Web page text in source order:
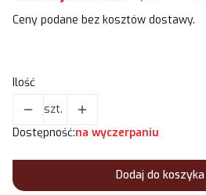
Ceny podane bez kosztów dostawy.
Ilość
szt.
Dostępność:na wyczerpaniu
Dodaj do koszyka